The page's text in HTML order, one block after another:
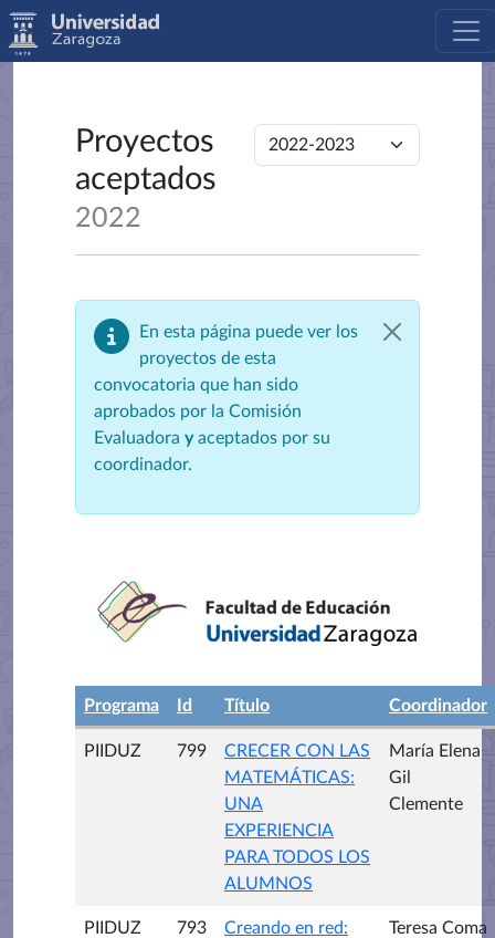
Proyectos
aceptados
2022
En esta página puede ver los
proyectos de esta
convocatoria que han sido
aprobados por la Comisión
Evaluadora yaceptados por su
coordinador.
Programa Id Título Coordinador
PIIDUZ 799
CRECER CON LAS
MATEMÁTICAS:
UNA
EXPERIENCIA
PARA TODOS LOS
ALUMNOS
María Elena
Gil
Clemente
PIIDUZ 793
Creando en red:
Teresa Coma